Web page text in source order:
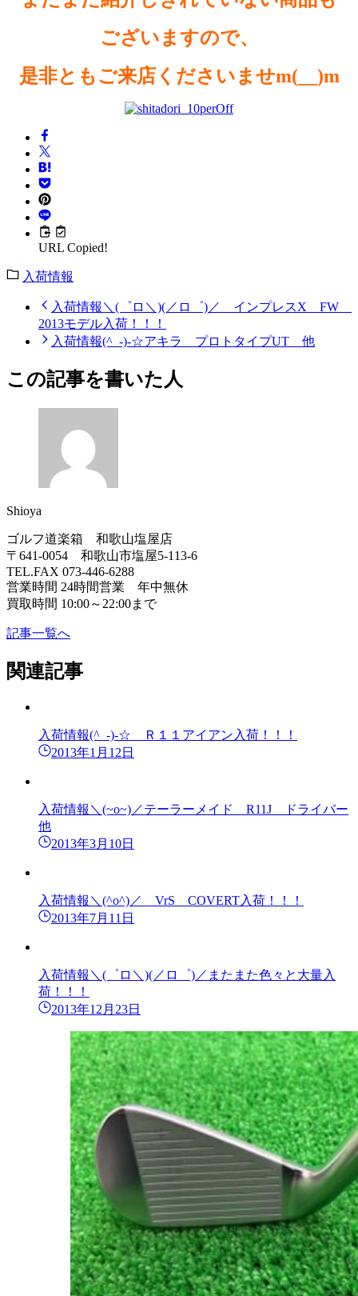
ございますので、
是非ともご来店くださいませm(__)m
URL Copied!
入荷情報
入荷情報＼(゜ロ＼)(／ロ゜)／ インプレスX FW
2013モデル入荷！！！
入荷情報(^_-)-☆アキラ プロトタイプUT 他
この記事を書いた人
Shioya
ゴルフ道楽箱 和歌山塩屋店
〒641-0054 和歌山市塩屋5-113-6
TEL.FAX 073-446-6288
営業時間 24時間営業 年中無休
買取時間 10:00～22:00まで
記事一覧へ
関連記事
入荷情報(^_-)-☆ Ｒ１１アイアン入荷！！！
2013年1月12日
入荷情報＼(~o~)／テーラーメイド R11J ドライバー
他
2013年3月10日
入荷情報＼(^o^)／ VrS COVERT入荷！！！
2013年7月11日
入荷情報＼(゜ロ＼)(／ロ゜)／またまた色々と大量入
荷！！！
2013年12月23日